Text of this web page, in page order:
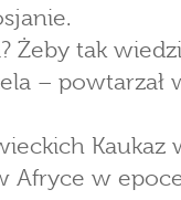
Żeby tak
– powtarzał
Kaukaz
Afryce w